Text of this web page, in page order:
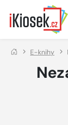
Přejít na hlavní
E-knihy